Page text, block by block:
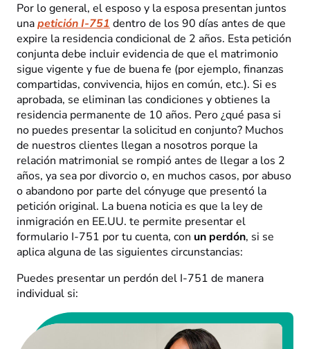
Por lo general, el esposo y la esposa presentan juntos
unapetición I-751dentro de los 90 días antes de que
expire la residencia condicional de 2 años. Esta petición
conjunta debe incluir evidencia de que el matrimonio
sigue vigente y fue de buena fe (por ejemplo, finanzas
compartidas, convivencia, hijos en común, etc.). Si es
aprobada, se eliminan las condiciones y obtienes la
residencia permanente de 10 años. Pero ¿qué pasa si
no puedes presentar la solicitud en conjunto? Muchos
de nuestros clientes llegan a nosotros porque la
relación matrimonial se rompió antes de llegar a los 2
años, ya sea por divorcio o, en muchos casos, por abuso
o abandono por parte del cónyuge que presentó la
petición original. La buena noticia es que la ley de
inmigración en EE.UU. te permite presentar el
formulario I-751 por tu cuenta, con un perdón, si se
aplica alguna de las siguientes circunstancias:
Puedes presentar un perdón del I-751 de manera
individual si: